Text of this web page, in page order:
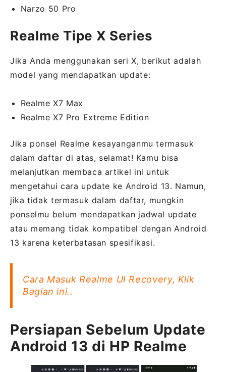
Narzo 50 Pro
Realme Tipe X Series
Jika Anda menggunakan seri X, berikut adalah
model yang mendapatkan update:
Realme X7 Max
Realme X7 Pro Extreme Edition
Jika ponsel Realme kesayanganmu termasuk
dalam daftar di atas, selamat! Kamu bisa
melanjutkan membaca artikel ini untuk
mengetahui cara update ke Android 13. Namun,
jika tidak termasuk dalam daftar, mungkin
ponselmu belum mendapatkan jadwal update
atau memang tidak kompatibel dengan Android
13 karena keterbatasan spesifikasi.
Cara Masuk Realme UI Recovery, Klik
Bagian ini..
Persiapan Sebelum Update
Android 13 di HP Realme